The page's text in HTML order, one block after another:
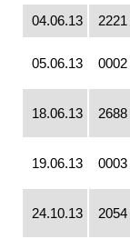
04.06.13 2221
05.06.13 0002
18.06.13 2688
19.06.13 0003
24.10.13 2054